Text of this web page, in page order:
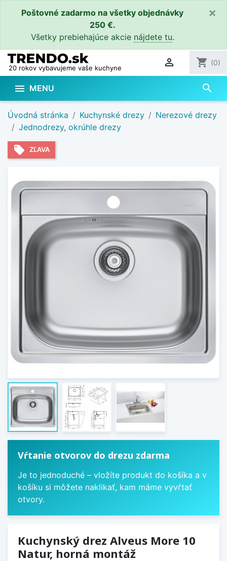
Poštovné zadarmo na všetky objednávky
250 €.
Všetky prebiehajúce akcie nájdete tu.
×
20 rokov vybavujeme vaše kuchyne  shopping_cart (0)
 MENU search
Úvodná stránka Kuchynské drezy
Nerezové drezy
Jednodrezy, okrúhle drezy
local_offer ZĽAVA
Vŕtanie otvorov do drezu zdarma
Je to jednoduché – vložíte produkt do košíka a v
košíku si môžete naklikať, kam máme vyvŕtať
otvory.
Kuchynský drez Alveus More 10
Natur, horná montáž